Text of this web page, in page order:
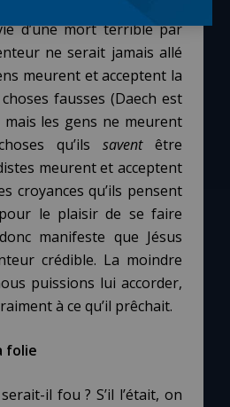
d’une mort terrible par
ne serait jamais allé
meurent et acceptent la
fausses (Daech est
les gens ne meurent
qu’ils saventêtre
meurent et acceptent
croyances qu’ils pensent
le plaisir de se faire
manifeste que Jésus
crédible. La moindre
puissions lui accorder,
à ce qu’il prêchait.
folie
il fou ? S’il l’était, on